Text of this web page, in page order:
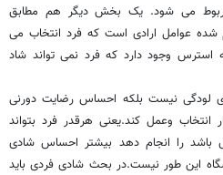
می شود. یک بخش دیگر هم مطابق
شده عوامل ارادی است که فرد انتخاب می
استرس وجود دارد که فرد نمی تواند شاد
نیست بلکه احساس رضایت دورنی
انتخاب وعمل کند.یعنی هرقدر فرد بتواند
باشد را انجام دهد بیشتر احساس شادی
این طور نیست.در بحث شادی فردی باید